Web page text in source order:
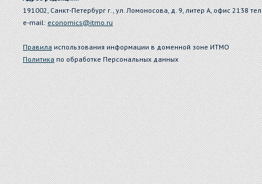
191002, Санкт-Петербург г., ул. Ломоносова, д. 9, литер А, офис 2138
e-mail:economics@itmo.ru
Правилаиспользования информации в доменной зоне ИТМО
Политикапо обработке Персональных данных